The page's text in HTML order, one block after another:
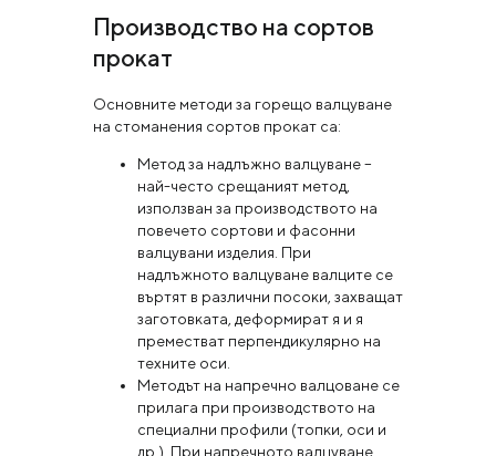
Производство на сортов
прокат
Основните методи за горещо валцуване
на стоманения сортов прокат са:
Метод за надлъжно валцуване –
най-често срещаният метод,
използван за производството на
повечето сортови и фасонни
валцувани изделия. При
надлъжното валцуване валците се
въртят в различни посоки, захващат
заготовката, деформират я и я
преместват перпендикулярно на
техните оси.
Методът на напречно валцоване се
прилага при производството на
специални профили (топки, оси и
др.). При напречното валцуване